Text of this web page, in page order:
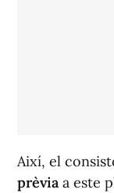
Així, el
prèvia a este